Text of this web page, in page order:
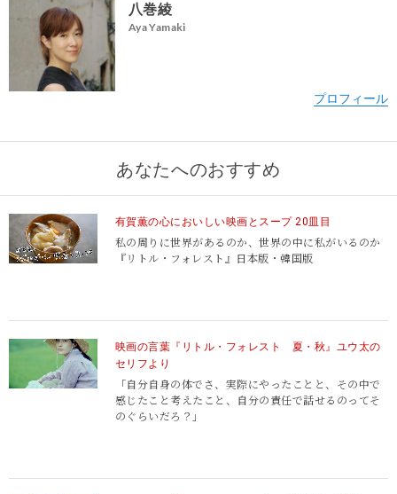
八巻綾
Aya Yamaki
あなたへのおすすめ
有賀薫の心においしい映画とスープ 20皿目
私の周りに世界があるのか、世界の中に私がいるのか
『リトル・フォレスト』日本版・韓国版
映画の言葉『リトル・フォレスト 夏・秋』ユウ太の
セリフより
「自分自身の体でさ、実際にやったことと、その中で
感じたこと考えたこと、自分の責任で話せるのってそ
のぐらいだろ？」